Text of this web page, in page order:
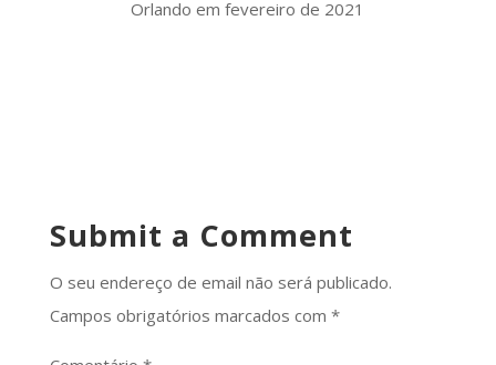
Submit a Comment
O seu endereço de email não será publicado.
Campos obrigatórios marcados com *